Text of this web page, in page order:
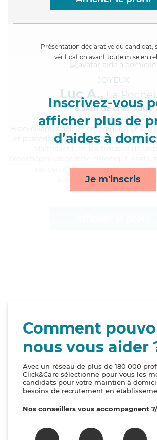
Présentation déclarative du candidat,
vérification avant toute mise en
Inscrivez-vous
afficher plus de
d’aides à
Je m'inscris
JOYEUX
Luc A., La
à 5km de chez Vous
, fiable et énergique, Luc a 20
et possède un BEP Carrières Sanitaires
ses services de lessive/repassage,
surveillance de nuit et
Comment
nous vous aider
Avec un réseau de plus de 180 000
Click&Care sélectionne pour vous les
candidats pour votre maintien à
besoins de recrutement en
Nos conseillers vous accompagnent